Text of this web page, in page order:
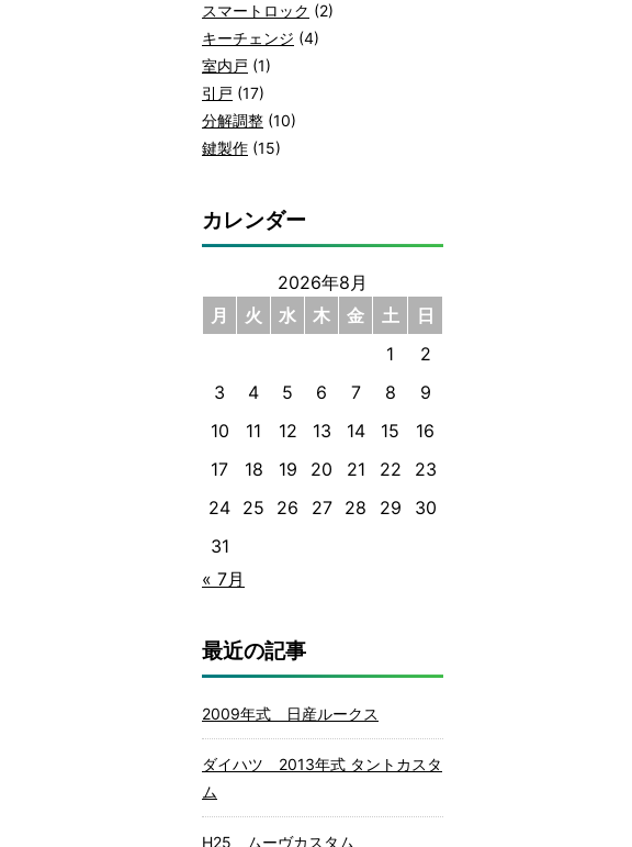
スマートロック (2)
キーチェンジ (4)
室内戸 (1)
引戸 (17)
分解調整 (10)
鍵製作 (15)
カレンダー
2026年8月
月
火 水 木 金 土
日
1
2
3
4 5 6 7 8
9
10
11 12 13 14 15
16
17
18 19 20 21 22
23
24 25 26 27 28 29
30
31
« 7月
最近の記事
2009年式 日産ルークス
ダイハツ 2013年式 タントカスタ
ム
H25 ムーヴカスタム